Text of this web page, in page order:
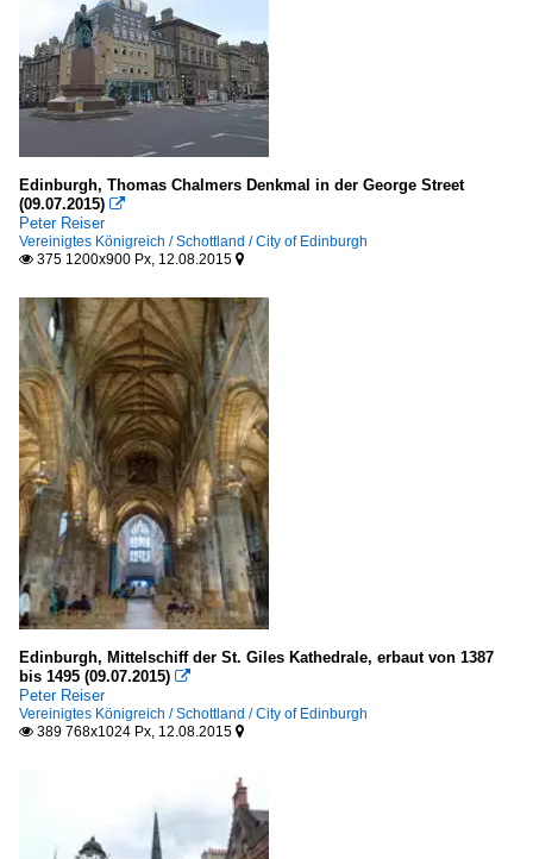
Edinburgh, Thomas Chalmers Denkmal in der George Street
(09.07.2015) 
Peter Reiser
Vereinigtes Königreich / Schottland / City of Edinburgh
 375 1200x900 Px, 12.08.2015 
Edinburgh, Mittelschiff der St. Giles Kathedrale, erbaut von 1387
bis 1495 (09.07.2015) 
Peter Reiser
Vereinigtes Königreich / Schottland / City of Edinburgh
 389 768x1024 Px, 12.08.2015 